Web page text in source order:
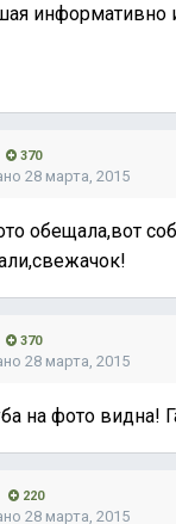
информативно
370
28 марта, 2015
обещала,вот
370
28 марта, 2015
на фото видна!
220
28 марта, 2015